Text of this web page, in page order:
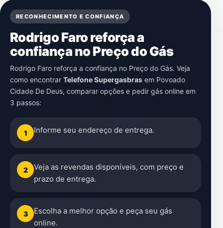
RECONHECIMENTO E CONFIANÇA
Rodrigo Faro reforça a
confiança no Preço do Gás
Rodrigo Faro reforça a confiança no Preço do Gás. Veja
como encontrar Telefone Supergasbras em Povoado
Cidade De Deus, comparar opções e pedir gás online em
3 passos:
1 Informe seu endereço de entrega.
2
Veja as revendas disponíveis, com preço e
prazo de entrega.
3
Escolha a melhor opção e peça seu gás
online.